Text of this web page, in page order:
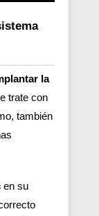
la
trate con
también
en su